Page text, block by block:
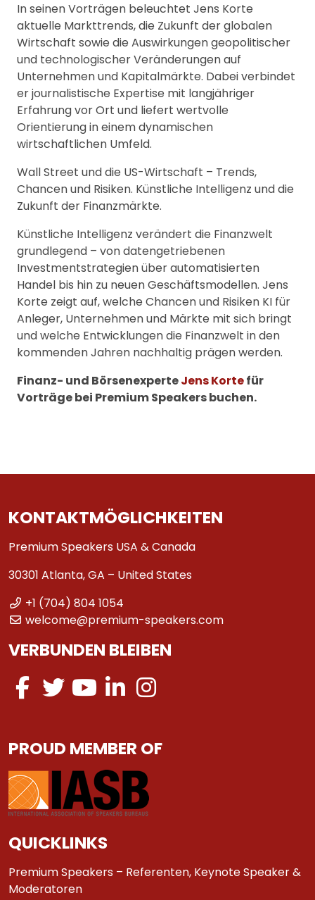
In seinen Vorträgen beleuchtet Jens Korte
aktuelle Markttrends, die Zukunft der globalen
Wirtschaft sowie die Auswirkungen geopolitischer
und technologischer Veränderungen auf
Unternehmen und Kapitalmärkte. Dabei verbindet
er journalistische Expertise mit langjähriger
Erfahrung vor Ort und liefert wertvolle
Orientierung in einem dynamischen
wirtschaftlichen Umfeld.
Wall Street und die US-Wirtschaft – Trends,
Chancen und Risiken. Künstliche Intelligenz und die
Zukunft der Finanzmärkte.
Künstliche Intelligenz verändert die Finanzwelt
grundlegend – von datengetriebenen
Investmentstrategien über automatisierten
Handel bis hin zu neuen Geschäftsmodellen. Jens
Korte zeigt auf, welche Chancen und Risiken KI für
Anleger, Unternehmen und Märkte mit sich bringt
und welche Entwicklungen die Finanzwelt in den
kommenden Jahren nachhaltig prägen werden.
Finanz- und BörsenexperteJens Kortefür
Vorträge bei Premium Speakers buchen.
KONTAKTMÖGLICHKEITEN
Premium Speakers USA & Canada
30301 Atlanta, GA – United States
+1 (704) 804 1054
welcome@premium-speakers.com
VERBUNDEN BLEIBEN
PROUD MEMBER OF
QUICKLINKS
Premium Speakers – Referenten, Keynote Speaker &
Moderatoren